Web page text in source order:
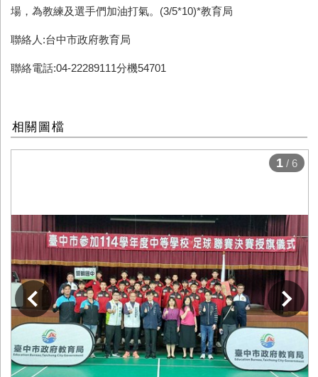
場， 為教練及選手們加油打氣。(3/5*10)*教育局
聯絡人:台中市政府教育局
聯絡電話:04-22289111分機54701
相關圖檔
下一張
1 / 6